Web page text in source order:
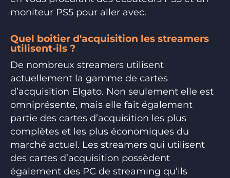
moniteur PS5 pour aller avec.
Quel boitier d'acquisition les streamers
utilisent-ils ?
De nombreux streamers utilisent
actuellement la gamme de cartes
d’acquisition Elgato. Non seulement elle est
omniprésente, mais elle fait également
partie des cartes d’acquisition les plus
complètes et les plus économiques du
marché actuel. Les streamers qui utilisent
des cartes d’acquisition possèdent
également des PC de streaming qu’ils